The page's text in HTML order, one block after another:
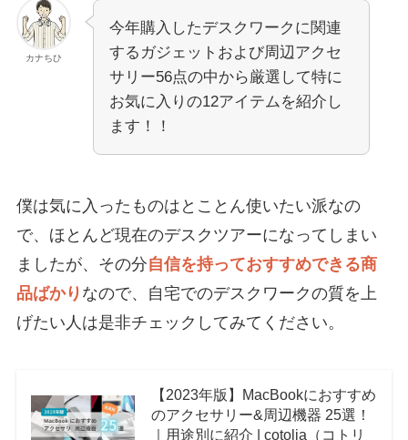
カナちひ
今年購入したデスクワークに関連
するガジェットおよび周辺アクセ
サリー56点の中から厳選して特に
お気に入りの12アイテムを紹介し
ます！！
僕は気に入ったものはとことん使いたい派なの
で、ほとんど現在のデスクツアーになってしまい
ましたが、その分自信を持っておすすめできる商
品ばかり なので、自宅でのデスクワークの質を上
げたい人は是非チェックしてみてください。
【2023年版】MacBookにおすすめ
のアクセサリー&周辺機器 25選！
｜用途別に紹介 | cotolia（コトリ